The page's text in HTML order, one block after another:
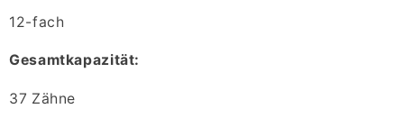
12-fach
Gesamtkapazität:
37 Zähne